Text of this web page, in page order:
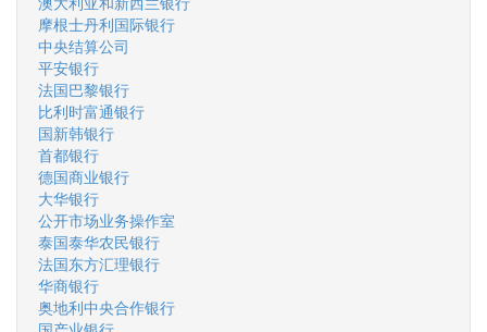
摩根士丹利国际银行
中央结算公司
平安银行
法国巴黎银行
比利时富通银行
国新韩银行
首都银行
德国商业银行
大华银行
公开市场业务操作室
泰国泰华农民银行
法国东方汇理银行
华商银行
奥地利中央合作银行